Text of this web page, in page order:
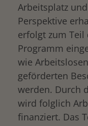
Arbeitsplatz
Perspektive
erfolgt zum Teil
Programm
wie
geförderten
werden. Durch
wird folglich
finanziert. Das